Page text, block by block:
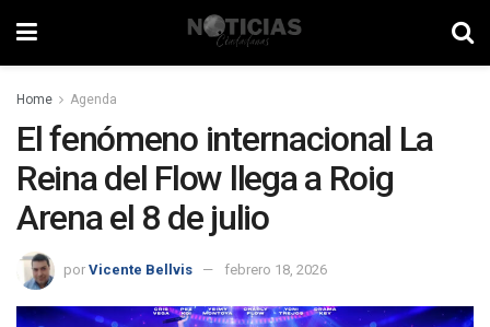
Home Agenda
El fenómeno internacional La
Reina del Flow llega a Roig
Arena el 8 de julio
por Vicente Bellvis febrero 18, 2026